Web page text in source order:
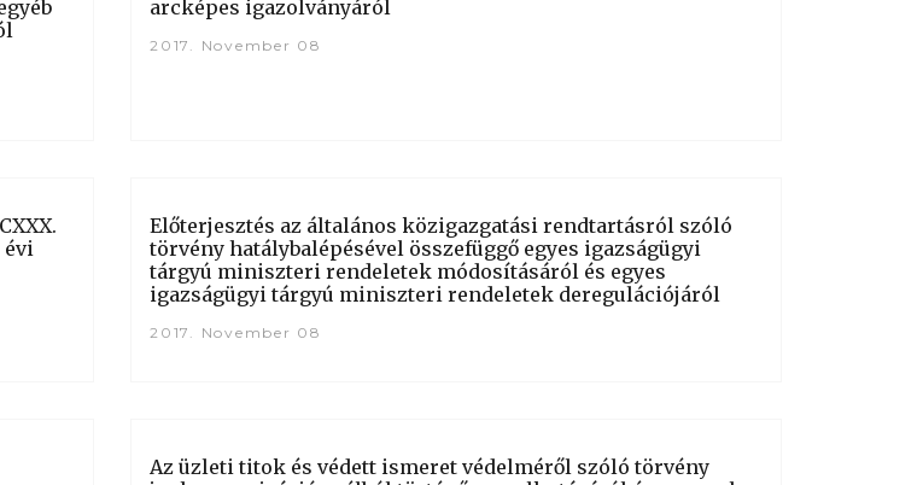
arcképes igazolványáról
2017. November 08
évi
Előterjesztés az általános közigazgatási rendtartásról szóló
törvény hatálybalépésével összefüggő egyes igazságügyi
tárgyú miniszteri rendeletek módosításáról és egyes
igazságügyi tárgyú miniszteri rendeletek deregulációjáról
2017. November 08
Az üzleti titok és védett ismeret védelméről szóló törvény